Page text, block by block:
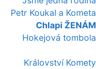
Petr Koukal a Kometa
Chlapi ŽENÁM
Hokejová tombola
Království Komety